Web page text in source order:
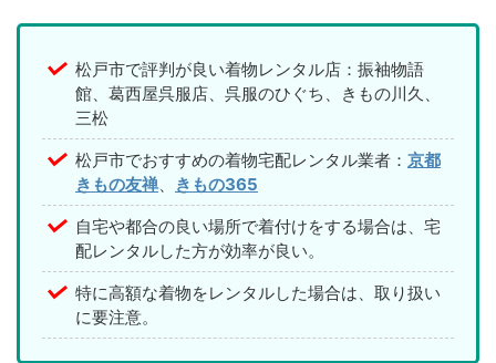
松戸市で評判が良い着物レンタル店：振袖物語
館、葛西屋呉服店、呉服のひぐち、きもの川久、
三松
松戸市でおすすめの着物宅配レンタル業者： 京都
きもの友禅
きもの365
自宅や都合の良い場所で着付けをする場合は、宅
配レンタルした方が効率が良い。
特に高額な着物をレンタルした場合は、取り扱い
に要注意。